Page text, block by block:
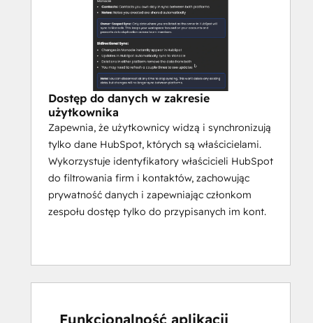
zostanie on automatycznie
odzwierciedlony w HubSpot. Dodaj notatki
w dowolnym
CRM staje się źródłem prawdy, podczas
gdy Monocle
zapewnia inteligentną warstwę
wykonawczą, która pomaga faktycznie
pracować, a nie tylko raportować.
Wynik: CSM oszczędzają ponad 5 godzin
tygodniowo, są na bieżąco z każdą
interakcją z klientem i dostarczają więcej
Dostęp do danych w zakresie
użytkownika
Zapewnia, że użytkownicy widzą i synchronizują
tylko dane HubSpot, których są właścicielami.
Wykorzystuje identyfikatory właścicieli HubSpot
do filtrowania firm i kontaktów, zachowując
prywatność danych i zapewniając członkom
zespołu dostęp tylko do przypisanych im kont.
Funkcjonalność aplikacji